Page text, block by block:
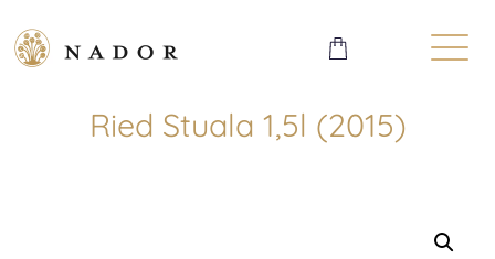
Ried Stuala 1,5l (2015)